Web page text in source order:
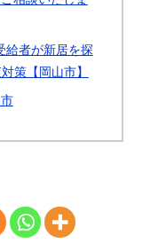
給者が新居を探
策【岡山市】